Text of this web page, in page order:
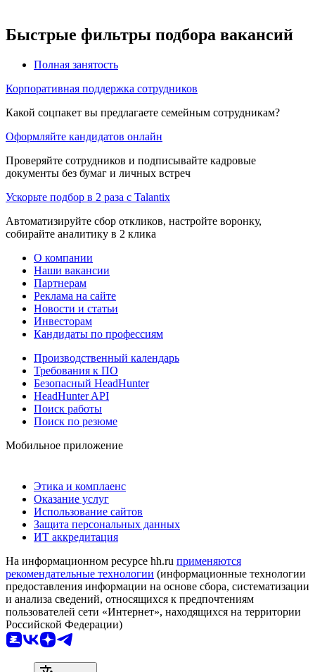
Быстрые фильтры подбора вакансий
Полная занятость
Корпоративная поддержка сотрудников
Какой соцпакет вы предлагаете семейным сотрудникам?
Оформляйте кандидатов онлайн
Проверяйте сотрудников и подписывайте кадровые
документы без бумаг и личных встреч
Ускорьте подбор в 2 раза с Talantix
Автоматизируйте сбор откликов, настройте воронку,
собирайте аналитику в 2 клика
О компании
Наши вакансии
Партнерам
Реклама на сайте
Новости и статьи
Инвесторам
Кандидаты по профессиям
Производственный календарь
Требования к ПО
Безопасный HeadHunter
HeadHunter API
Поиск работы
Поиск по резюме
Мобильное приложение
Этика и комплаенс
Оказание услуг
Использование сайтов
Защита персональных данных
ИТ аккредитация
На информационном ресурсе hh.ru применяются
рекомендательные технологии (информационные технологии
предоставления информации на основе сбора, систематизации
и анализа сведений, относящихся к предпочтениям
пользователей сети «Интернет», находящихся на территории
Российской Федерации)